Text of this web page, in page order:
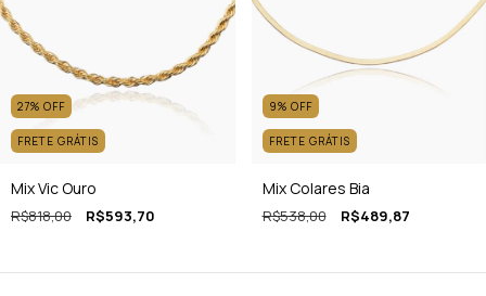
27% OFF
FRETE GRÁTIS
Mix Vic Ouro
R$818,00 R$593,70
9% OFF
FRETE GRÁTIS
Mix Colares Bia
R$538,00 R$489,87